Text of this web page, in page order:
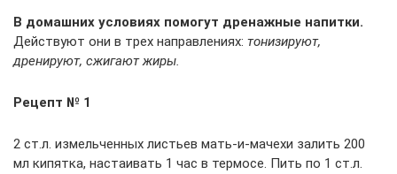
В домашних условиях помогут дренажные напитки.
Действуют они в трех направлениях: тонизируют,
дренируют, сжигают жиры.
Рецепт № 1
2 ст.л. измельченных листьев мать-и-мачехи залить 200
мл кипятка, настаивать 1 час в термосе. Пить по 1 ст.л.